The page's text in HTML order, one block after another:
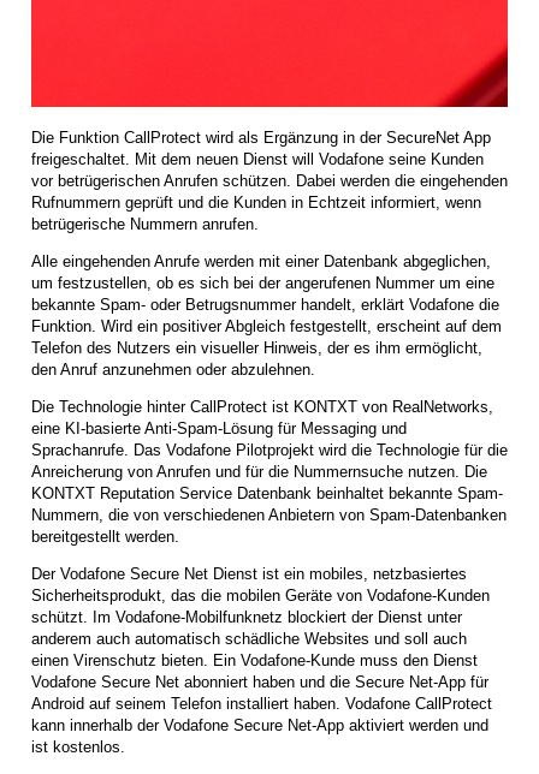
Die Funktion CallProtect wird als Ergänzung in der SecureNet App
freigeschaltet. Mit dem neuen Dienst will Vodafone seine Kunden
vor betrügerischen Anrufen schützen. Dabei werden die eingehenden
Rufnummern geprüft und die Kunden in Echtzeit informiert, wenn
betrügerische Nummern anrufen.
Alle eingehenden Anrufe werden mit einer Datenbank abgeglichen,
um festzustellen, ob es sich bei der angerufenen Nummer um eine
bekannte Spam- oder Betrugsnummer handelt, erklärt Vodafone die
Funktion. Wird ein positiver Abgleich festgestellt, erscheint auf dem
Telefon des Nutzers ein visueller Hinweis, der es ihm ermöglicht,
den Anruf anzunehmen oder abzulehnen.
Die Technologie hinter CallProtect ist KONTXT von RealNetworks,
eine KI-basierte Anti-Spam-Lösung für Messaging und
Sprachanrufe. Das Vodafone Pilotprojekt wird die Technologie für die
Anreicherung von Anrufen und für die Nummernsuche nutzen. Die
KONTXT Reputation Service Datenbank beinhaltet bekannte Spam-
Nummern, die von verschiedenen Anbietern von Spam-Datenbanken
bereitgestellt werden.
Der Vodafone Secure Net Dienst ist ein mobiles, netzbasiertes
Sicherheitsprodukt, das die mobilen Geräte von Vodafone-Kunden
schützt. Im Vodafone-Mobilfunknetz blockiert der Dienst unter
anderem auch automatisch schädliche Websites und soll auch
einen Virenschutz bieten. Ein Vodafone-Kunde muss den Dienst
Vodafone Secure Net abonniert haben und die Secure Net-App für
Android auf seinem Telefon installiert haben. Vodafone CallProtect
kann innerhalb der Vodafone Secure Net-App aktiviert werden und
ist kostenlos.